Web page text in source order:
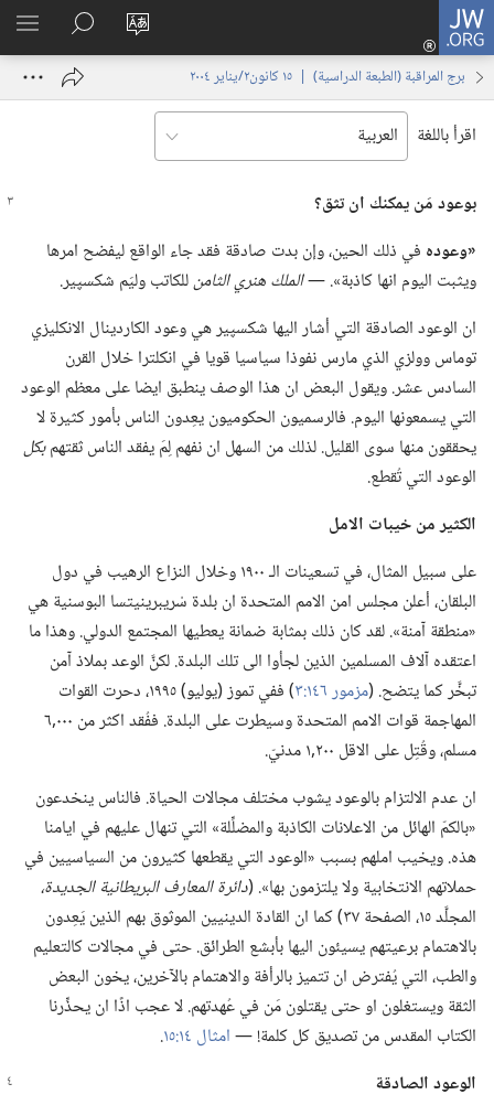
JW.ORG
تغيير
الموقع
تسجيل
الدخول
نافذة
البحث
في
JW.‎ORG
برج المراقبة (‏الطبعة الدراسية)‏ | ‏‎١٥‏ ‏‎كانون٢/يناير‏ ‎٢٠٠٤
اقرأ باللغة
بوعود مَن يمكنك ان تثق؟‏
‏«وعوده في ذلك الحين،‏ وإن بدت صادقة فقد جاء الواقع ليفضح امرها
ويثبت اليوم انها كاذبة».‏ —‏الملك هنري الثامنللكاتب وليَم شكسپير.‏
ان الوعود الصادقة التي أشار اليها شكسپير هي وعود الكاردينال الانكليزي
توماس وولزي الذي مارس نفوذا سياسيا قويا في انكلترا خلال القرن
السادس عشر.‏ ويقول البعض ان هذا الوصف ينطبق ايضا على معظم الوعود
التي يسمعونها اليوم.‏ فالرسميون الحكوميون يعِدون الناس بأمور كثيرة لا
يحققون منها سوى القليل.‏ لذلك من السهل ان نفهم لِمَ يفقد الناس ثقتهمبكل
الوعود التي تُقطع.‏
الكثير من خيبات الامل
على سبيل المثال،‏ في تسعينات الـ‍ ١٩٠٠ وخلال النزاع الرهيب في دول
البلقان،‏ أعلن مجلس امن الامم المتحدة ان بلدة سْريبرينيتسا البوسنية هي
«منطقة آمنة».‏ لقد كان ذلك بمثابة ضمانة يعطيها المجتمع الدولي.‏ وهذا ما
اعتقده آلاف المسلمين الذين لجأوا الى تلك البلدة.‏ لكنَّ الوعد بملاذ آمن
تبخَّر كما يتضح.‏ (‏مزمور ١٤٦:‏٣
‏)‏ ففي تموز (‏يوليو)‏ ١٩٩٥،‏ دحرت القوات
المهاجمة قوات الامم المتحدة وسيطرت على البلدة.‏ ففُقد اكثر من ٠٠٠‏,٦
مسلم،‏ وقُتِل على الاقل ٢٠٠‏,١ مدنيّ.‏
ان عدم الالتزام بالوعود يشوب مختلف مجالات الحياة.‏ فالناس ينخدعون
«بالكمّ الهائل من الاعلانات الكاذبة والمضلِّلة» التي تنهال عليهم في ايامنا
هذه.‏ ويخيب املهم بسبب «الوعود التي يقطعها كثيرون من السياسيين في
حملاتهم الانتخابية ولا يلتزمون بها».‏ (‏دائرة المعارف البريطانية الجديدة،‏
المجلَّد ١٥،‏ الصفحة ٣٧)‏ كما ان القادة الدينيين الموثوق بهم الذين يَعِدون
بالاهتمام برعيتهم يسيئون اليها بأبشع الطرائق.‏ حتى في مجالات كالتعليم
والطب،‏ التي يُفترض ان تتميز بالرأفة والاهتمام بالآخرين،‏ يخون البعض
الثقة ويستغلون او حتى يقتلون مَن في عُهدتهم.‏ لا عجب اذًا ان يحذِّرنا
الكتاب المقدس من تصديق كل كلمة!‏ —‏امثال ١٤:‏١٥
‏.‏
الوعود الصادقة